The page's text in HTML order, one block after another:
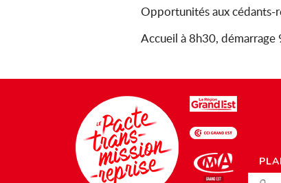
Opportunités aux cédants-
Accueil à 8h30, démarrage